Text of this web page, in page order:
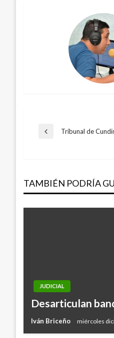
entradas
Entrada
Tribunal de
TAMBIÉN PODRÍA
JUDICIAL
Desarticulan
Iván Briceño miércoles